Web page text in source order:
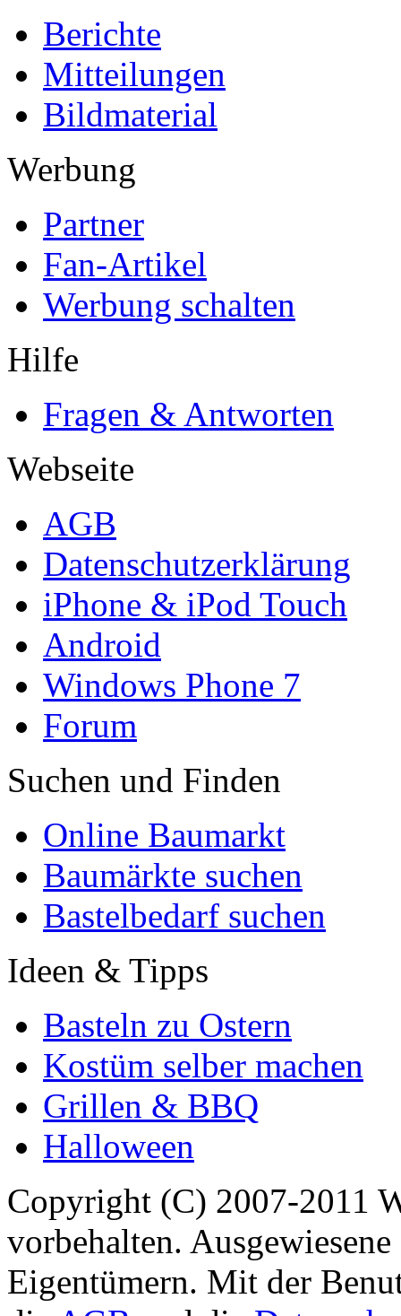
Berichte
Mitteilungen
Bildmaterial
Werbung
Partner
Fan-Artikel
Werbung schalten
Hilfe
Fragen & Antworten
Webseite
AGB
Datenschutzerklärung
iPhone & iPod Touch
Android
Windows Phone 7
Forum
Suchen und Finden
Online Baumarkt
Baumärkte suchen
Bastelbedarf suchen
Ideen & Tipps
Basteln zu Ostern
Kostüm selber machen
Grillen & BBQ
Halloween
Copyright (C) 2007-2011
vorbehalten.
Eigentümern. Mit der